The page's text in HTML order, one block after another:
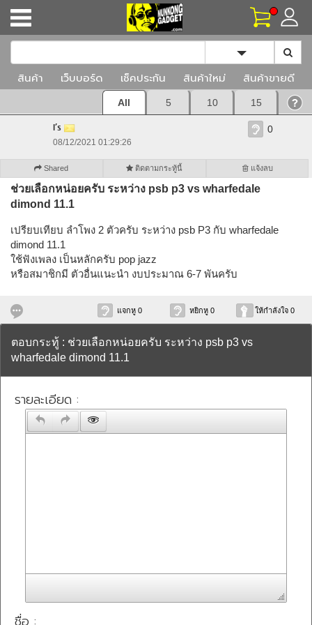
Toggle
สินค้า เว็บบอร์ด เช็คประกัน สินค้าใหม่ สินค้าขายดี
All 5 10 15
I’s
08/12/2021 01:29:26
0
Shared ติดตามกระทู้นี้ แจ้งลบ
ช่วยเลือกหน่อยครับ ระหว่าง psb p3 vs wharfedale
dimond 11.1
เปรียบเทียบ ลำโพง 2 ตัวครับ ระหว่าง psb P3 กับ wharfedale
dimond 11.1
ใช้ฟังเพลง เป็นหลักครับ pop jazz
หรือสมาชิกมี ตัวอื่นแนะนำ งบประมาณ 6-7 พันครับ
แจกหู 0 หยิกหู 0 ให้กำลังใจ 0
ตอบกระทู้ : ช่วยเลือกหน่อยครับ ระหว่าง psb p3 vs
wharfedale dimond 11.1
รายละเอียด :